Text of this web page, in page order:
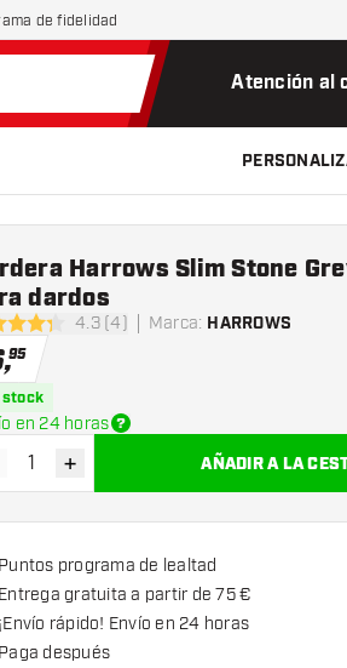
de fidelidad
Atención al
de puntuación
4.3 (4) Marca: HARROWS
Harrows Slim Stone
dardos
,95
stock
en 24 horas
Disminuir cantidad
Aumentar cantidad
+ AÑADIR A LA
Puntos programa de lealtad
Entrega gratuita a partir de 75 €
¡Envío rápido! Envío en 24 horas
Paga después